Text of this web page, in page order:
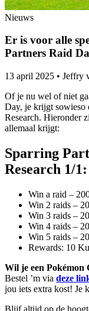
Nieuws
Er is voor alle
Partners Raid
13 april 2025 • Jeffry
Of je nu wel of niet
Day, je krijgt sowieso
Research. Hieronder
allemaal krijgt:
Sparring
Research 1/1:
Win a raid –
Win 2 raids –
Win 3 raids –
Win 4 raids –
Win 5 raids –
Rewards: 10
Wil je een Pokémon
Bestel ’m via deze
jou iets extra kost! Je
Blijf altijd op de